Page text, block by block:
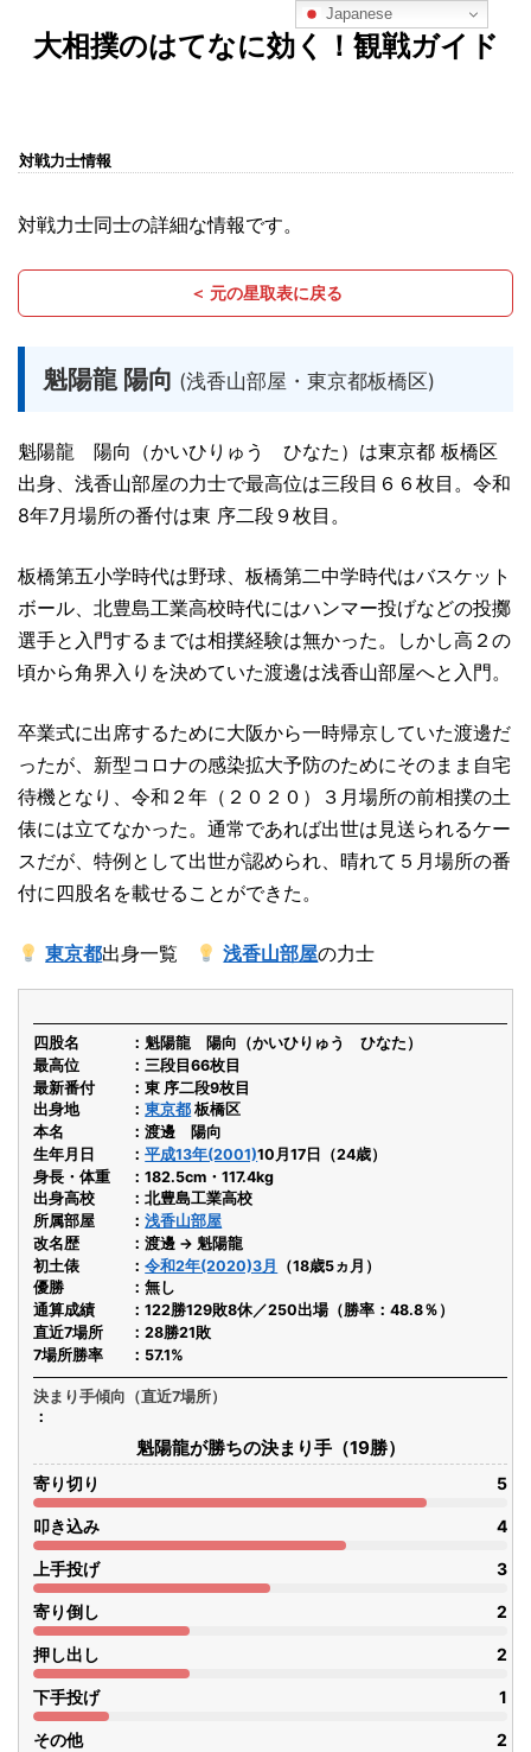
大相撲のはてなに効く！観戦ガイド
対戦力士情報
対戦力士同士の詳細な情報です。
＜ 元の星取表に戻る
魁陽龍 陽向 (浅香山部屋・東京都板橋区)
魁陽龍 陽向（かいひりゅう ひなた）は東京都 板橋区
出身、浅香山部屋の力士で最高位は三段目６６枚目。令和
8年7月場所の番付は東 序二段９枚目。
板橋第五小学時代は野球、板橋第二中学時代はバスケット
ボール、北豊島工業高校時代にはハンマー投げなどの投擲
選手と入門するまでは相撲経験は無かった。しかし高２の
頃から角界入りを決めていた渡邊は浅香山部屋へと入門。
卒業式に出席するために大阪から一時帰京していた渡邊だ
ったが、新型コロナの感染拡大予防のためにそのまま自宅
待機となり、令和２年（２０２０）３月場所の前相撲の土
俵には立てなかった。通常であれば出世は見送られるケー
スだが、特例として出世が認められ、晴れて５月場所の番
付に四股名を載せることができた。
東京都出身一覧 浅香山部屋の力士
四股名
魁陽龍 陽向（かいひりゅう ひなた）
最高位
三段目66枚目
最新番付
東 序二段9枚目
出身地
東京都 板橋区
本名
渡邊 陽向
生年月日
平成13年(2001)10月17日（24歳）
身長・体重
182.5cm・117.4kg
出身高校
北豊島工業高校
所属部屋
浅香山部屋
改名歴
渡邊 → 魁陽龍
初土俵
令和2年(2020)3月
（18歳5ヵ月）
優勝
無し
通算成績
122勝129敗8休／250出場（勝率：48.8％）
直近7場所
28勝21敗
7場所勝率
57.1%
決まり手傾向（直近7場所）
魁陽龍が勝ちの決まり手（19勝）
寄り切り 5
叩き込み 4
上手投げ 3
寄り倒し 2
押し出し 2
下手投げ 1
その他 2
Japanese